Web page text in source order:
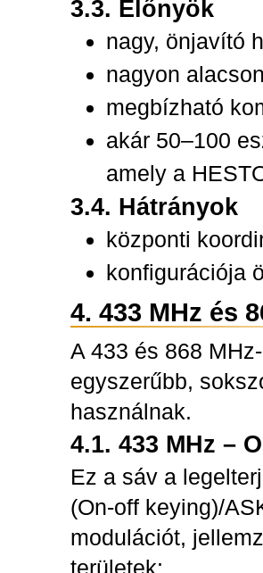
3.3. Előnyök
nagy, önjavító
nagyon
megbízható
akár 50–100
amely a
3.4. Hátrányok
központi
konfigurációja
4. 433 MHz és
A 433 és 868
egyszerűbb,
használnak.
4.1. 433 MHz –
Ez a sáv a
(On-off keying)/
modulációt,
területek: